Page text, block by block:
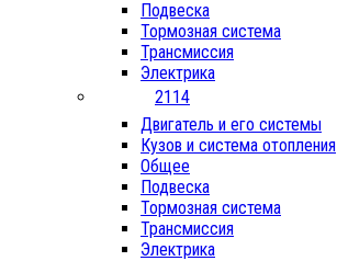
Подвеска
Тормозная система
Трансмиссия
Электрика
2114
Двигатель и его системы
Кузов и система отопления
Общее
Подвеска
Тормозная система
Трансмиссия
Электрика